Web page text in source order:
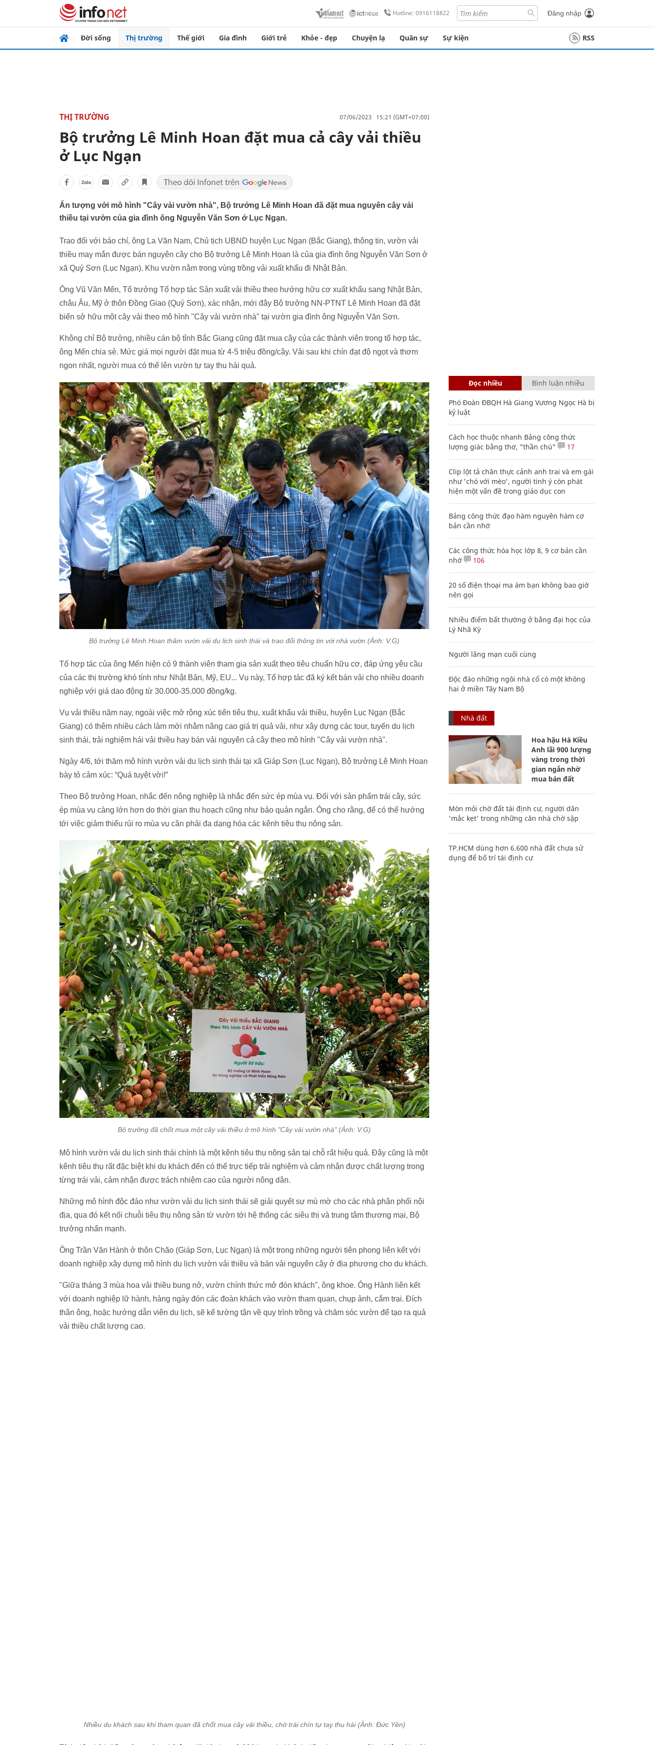
Hotline: 0916118822 Đăng nhập
Đời sống Thị trường Thế giới Gia đình Giới trẻ Khỏe - đẹp Chuyện lạ Quân sự Sự kiện RSS
THỊ TRƯỜNG 07/06/2023 15:21 (GMT+07:00)
Bộ trưởng Lê Minh Hoan đặt mua cả cây vải thiều
ở Lục Ngạn
Ấn tượng với mô hình "Cây vải vườn nhà", Bộ trưởng Lê Minh Hoan đã đặt mua nguyên cây vải
thiều tại vườn của gia đình ông Nguyễn Văn Sơn ở Lục Ngạn.
Trao đổi với báo chí, ông La Văn Nam, Chủ tịch UBND huyện Lục Ngạn (Bắc Giang), thông tin, vườn vải
thiều may mắn được bán nguyên cây cho Bộ trưởng Lê Minh Hoan là của gia đình ông Nguyễn Văn Sơn ở
xã Quý Sơn (Lục Ngạn). Khu vườn nằm trong vùng trồng vải xuất khẩu đi Nhật Bản.
Ông Vũ Văn Mến, Tổ trưởng Tổ hợp tác Sản xuất vải thiều theo hướng hữu cơ xuất khẩu sang Nhật Bản,
châu Âu, Mỹ ở thôn Đồng Giao (Quý Sơn), xác nhận, mới đây Bộ trưởng NN-PTNT Lê Minh Hoan đã đặt
biển sở hữu một cây vải theo mô hình "Cây vải vườn nhà" tại vườn gia đình ông Nguyễn Văn Sơn.
Không chỉ Bộ trưởng, nhiều cán bộ tỉnh Bắc Giang cũng đặt mua cây của các thành viên trong tổ hợp tác,
ông Mến chia sẻ. Mức giá mọi người đặt mua từ 4-5 triệu đồng/cây. Vải sau khi chín đạt độ ngọt và thơm
ngon nhất, người mua có thể lên vườn tự tay thu hái quả.
Bộ trưởng Lê Minh Hoan thăm vườn vải du lịch sinh thái và trao đổi thông tin với nhà vườn (Ảnh: V.G)
Tổ hợp tác của ông Mến hiện có 9 thành viên tham gia sản xuất theo tiêu chuẩn hữu cơ, đáp ứng yêu cầu
của các thị trường khó tính như Nhật Bản, Mỹ, EU... Vụ này, Tổ hợp tác đã ký kết bán vải cho nhiều doanh
nghiệp với giá dao động từ 30.000-35.000 đồng/kg.
Vụ vải thiều năm nay, ngoài việc mở rộng xúc tiến tiêu thụ, xuất khẩu vải thiều, huyện Lục Ngạn (Bắc
Giang) có thêm nhiều cách làm mới nhằm nâng cao giá trị quả vải, như xây dựng các tour, tuyến du lịch
sinh thái, trải nghiệm hái vải thiều hay bán vải nguyên cả cây theo mô hình "Cây vải vườn nhà".
Ngày 4/6, tới thăm mô hình vườn vải du lịch sinh thái tại xã Giáp Sơn (Lục Ngạn), Bộ trưởng Lê Minh Hoan
bày tỏ cảm xúc: “Quá tuyệt vời!”
Theo Bộ trưởng Hoan, nhắc đến nông nghiệp là nhắc đến sức ép mùa vụ. Đối với sản phẩm trái cây, sức
ép mùa vụ càng lớn hơn do thời gian thu hoạch cũng như bảo quản ngắn. Ông cho rằng, để có thể hướng
tới việc giảm thiểu rủi ro mùa vụ cần phải đa dạng hóa các kênh tiêu thụ nông sản.
Bộ trưởng đã chốt mua một cây vải thiều ở mô hình "Cây vải vườn nhà" (Ảnh: V.G)
Mô hình vườn vải du lịch sinh thái chính là một kênh tiêu thụ nông sản tại chỗ rất hiệu quả. Đây cũng là một
kênh tiêu thụ rất đặc biệt khi du khách đến có thể trực tiếp trải nghiệm và cảm nhận được chất lượng trong
từng trái vải, cảm nhận được trách nhiệm cao của người nông dân.
Những mô hình độc đáo như vườn vải du lịch sinh thái sẽ giải quyết sự mù mờ cho các nhà phân phối nội
địa, qua đó kết nối chuỗi tiêu thụ nông sản từ vườn tới hệ thống các siêu thị và trung tâm thương mại, Bộ
trưởng nhấn mạnh.
Ông Trần Văn Hành ở thôn Chão (Giáp Sơn, Lục Ngạn) là một trong những người tiên phong liên kết với
doanh nghiệp xây dựng mô hình du lịch vườn vải thiều và bán vải nguyên cây ở địa phương cho du khách.
"Giữa tháng 3 mùa hoa vải thiều bung nở, vườn chính thức mở đón khách", ông khoe. Ông Hành liên kết
với doanh nghiệp lữ hành, hàng ngày đón các đoàn khách vào vườn tham quan, chụp ảnh, cắm trại. Đích
thân ông, hoặc hướng dẫn viên du lịch, sẽ kể tường tận về quy trình trồng và chăm sóc vườn để tạo ra quả
vải thiều chất lượng cao.
Nhiều du khách sau khi tham quan đã chốt mua cây vải thiều, chờ trái chín tự tay thu hái (Ảnh: Đức Yên)
Đọc nhiều Bình luận nhiều
Phó Đoàn ĐBQH Hà Giang Vương Ngọc Hà bị
kỷ luật
Cách học thuộc nhanh Bảng công thức
lượng giác bằng thơ, "thần chú"
17
Clip lột tả chân thực cảnh anh trai và em gái
như 'chó với mèo', người tinh ý còn phát
hiện một vấn đề trong giáo dục con
Bảng công thức đạo hàm nguyên hàm cơ
bản cần nhớ
Các công thức hóa học lớp 8, 9 cơ bản cần
nhớ
106
20 số điện thoại ma ám bạn không bao giờ
nên gọi
Nhiều điểm bất thường ở bằng đại học của
Lý Nhã Kỳ
Người lãng mạn cuối cùng
Độc đáo những ngôi nhà cổ có một không
hai ở miền Tây Nam Bộ
Nhà đất
Hoa hậu Hà Kiều
Anh lãi 900 lượng
vàng trong thời
gian ngắn nhờ
mua bán đất
Mòn mỏi chờ đất tái định cư, người dân
'mắc kẹt' trong những căn nhà chờ sập
TP.HCM dùng hơn 6.600 nhà đất chưa sử
dụng để bố trí tái định cư